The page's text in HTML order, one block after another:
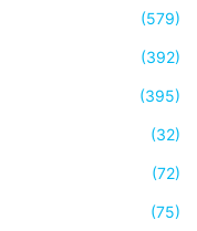
(579)
(392)
(395)
(32)
(72)
(75)